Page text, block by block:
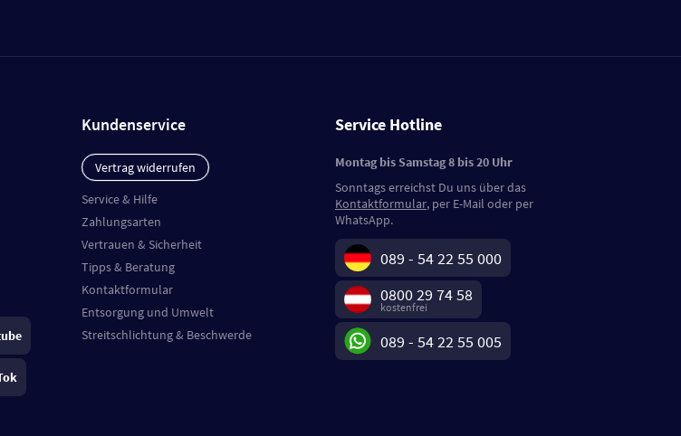
Kundenservice
Vertrag widerrufen
Service & Hilfe
Zahlungsarten
Vertrauen & Sicherheit
Tipps & Beratung
Kontaktformular
Entsorgung und Umwelt
Streitschlichtung & Beschwerde
Service Hotline
Montag bis Samstag 8 bis 20 Uhr
Sonntags erreichst Du uns über das
Kontaktformular, per E-Mail oder per
WhatsApp.
089 - 54 22 55 000
0800 29 74 58
kostenfrei
089 - 54 22 55 005